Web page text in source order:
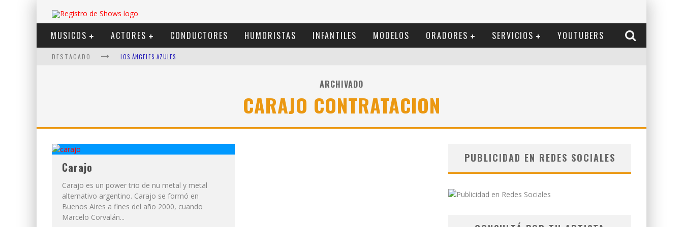
MUSICOS ACTORES CONDUCTORES HUMORISTAS INFANTILES MODELOS ORADORES SERVICIOS YOUTUBERS
DESTACADO LOS ÁNGELES AZULES
DUKI
ARCHIVADO
CARAJO CONTRATACION
Carajo
Carajo es un power trio de nu metal y metal
alternativo argentino. Carajo se formó en
Buenos Aires a fines del año 2000, cuando
Marcelo Corvalán...
PUBLICIDAD EN REDES SOCIALES